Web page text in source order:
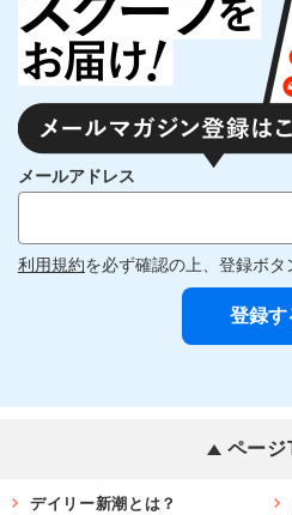
メールアドレス
利用規約を必ず確認の上、登録ボタ
ページ
デイリー新潮とは？